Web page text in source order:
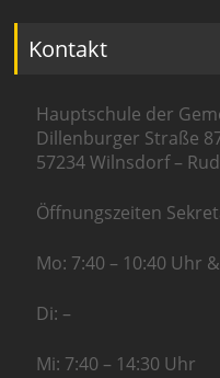
Kontakt
Hauptschule der
Dillenburger Straße
57234 Wilnsdorf –
Öffnungszeiten
Mo: 7:40 – 10:40 Uhr
Di: –
Mi: 7:40 – 14:30 Uhr